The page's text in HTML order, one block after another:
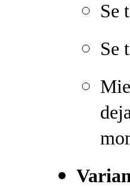
Se
Se